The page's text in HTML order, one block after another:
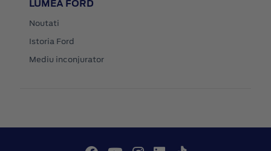
LUMEA FORD
Noutati
Istoria Ford
Mediu inconjurator